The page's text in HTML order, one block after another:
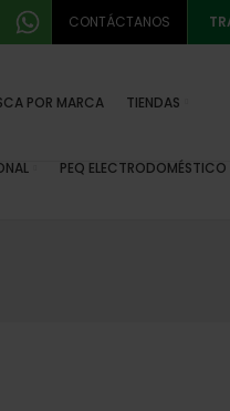
CONTÁCTANOS
POR MARCA TIENDAS
PEQ ELECTRODOMÉSTICO